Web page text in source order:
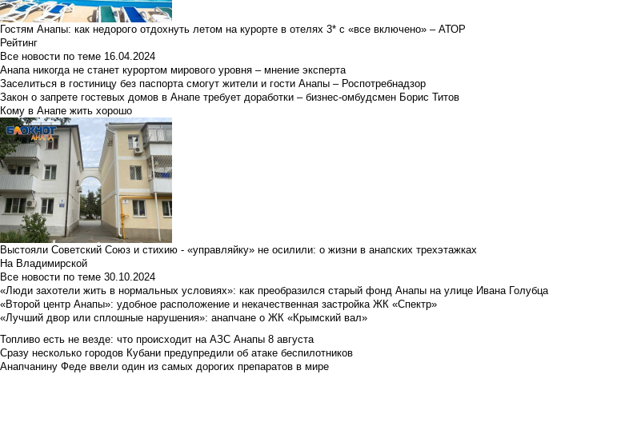
Гостям Анапы: как недорого отдохнуть летом на курорте в отелях 3* с «все включено» – АТОР
Рейтинг
Все новости по теме 16.04.2024
Анапа никогда не станет курортом мирового уровня – мнение эксперта
Заселиться в гостиницу без паспорта смогут жители и гости Анапы – Роспотребнадзор
Закон о запрете гостевых домов в Анапе требует доработки – бизнес-омбудсмен Борис Титов
Кому в Анапе жить хорошо
Выстояли Советский Союз и стихию - «управляйку» не осилили: о жизни в анапских трехэтажках
На Владимирской
Все новости по теме 30.10.2024
«Люди захотели жить в нормальных условиях»: как преобразился старый фонд Анапы на улице Ивана Голубца
«Второй центр Анапы»: удобное расположение и некачественная застройка ЖК «Спектр»
«Лучший двор или сплошные нарушения»: анапчане о ЖК «Крымский вал»
Топливо есть не везде: что происходит на АЗС Анапы 8 августа
Сразу несколько городов Кубани предупредили об атаке беспилотников
Анапчанину Феде ввели один из самых дорогих препаратов в мире